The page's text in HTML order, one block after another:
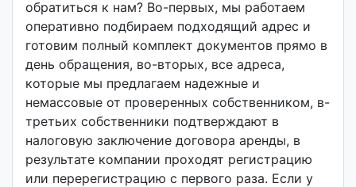
обратиться к нам? Во-первых, мы работаем
оперативно подбираем подходящий адрес и
готовим полный комплект документов прямо в
день обращения, во-вторых, все адреса,
которые мы предлагаем надежные и
немассовые от проверенных собственником, в-
третьих собственники подтверждают в
налоговую заключение договора аренды, в
результате компании проходят регистрацию
или перерегистрацию с первого раза. Если у